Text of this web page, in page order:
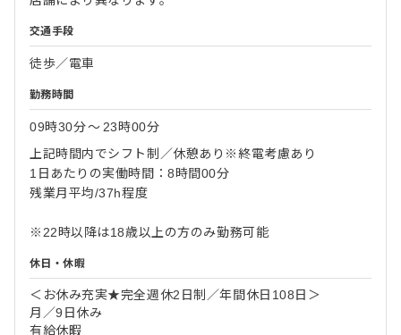
交通手段
徒歩／電車
勤務時間
09時30分〜 23時00分
上記時間内でシフト制／休憩あり※終電考慮あり
1日あたりの実働時間：8時間00分
残業月平均/37h程度
※22時以降は18歳以上の方のみ勤務可能
休日・休暇
＜お休み充実★完全週休2日制／年間休日108日＞
月／9日休み
有給休暇